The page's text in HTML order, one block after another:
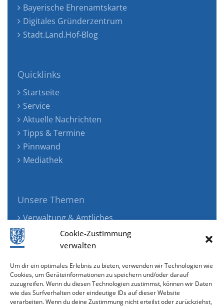
Cookie-Zustimmung
verwalten
Um dir ein optimales Erlebnis zu bieten, verwenden wir Technologien wie
Cookies, um Geräteinformationen zu speichern und/oder darauf
zuzugreifen. Wenn du diesen Technologien zustimmst, können wir Daten
wie das Surfverhalten oder eindeutige IDs auf dieser Website
verarbeiten. Wenn du deine Zustimmung nicht erteilst oder zurückziehst,
Bayerische Ehrenamtskarte
Digitales Gründerzentrum
Stadt.Land.Hof-Blog
Quicklinks
Startseite
Service
Aktuelle Nachrichten
Tipps & Termine
Pinnwand
Mediathek
Unsere Themen
Verwaltung & Amtliches
Jugend, Familie & Gesundheit
Tourismus, Freizeit & Ökologie
Wirtschaft & Verkehr
Senioren & Inklusion